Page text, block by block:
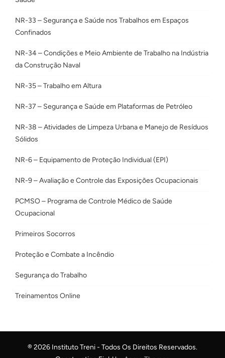
NR-33 – Segurança e Saúde nos Trabalhos em Espaços
Confinados
NR-34 – Condições e Meio Ambiente de Trabalho na Indústria
da Construção Naval
NR-35 – Trabalho em Altura
NR-37 – Segurança e Saúde em Plataformas de Petróleo
NR-38 – Atividades de Limpeza Urbana e Manejo de Resíduos
Sólidos
NR-6 – Equipamento de Proteção Individual (EPI)
NR-9 – Avaliação e Controle das Exposições Ocupacionais
PCMSO – Programa de Controle Médico de Saúde
Ocupacional
Primeiros Socorros
Proteção e Combate a Incêndio
Segurança do Trabalho
Treinamentos Online
® 2026 Instituto Treni - Todos Os Direitos Reservados.